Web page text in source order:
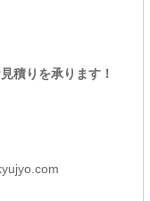
積りを承ります！